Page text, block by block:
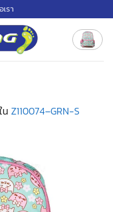
รา
ใน Z110074–GRN-S